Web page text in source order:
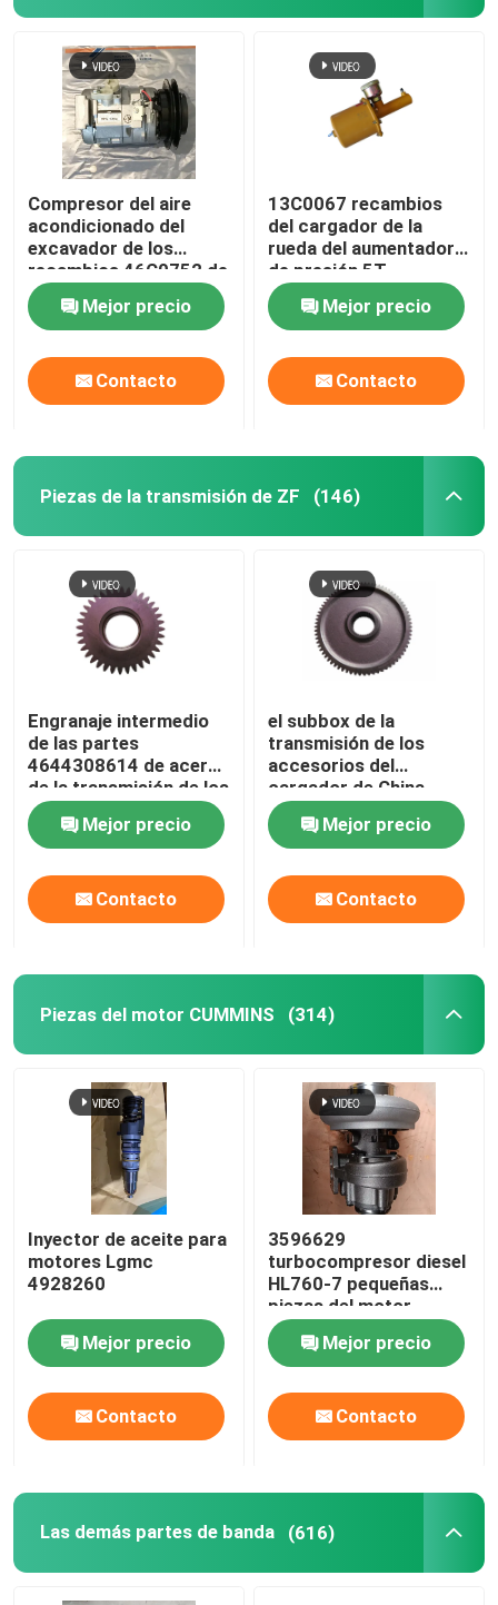
Vídeos
Sobre nosotros
Viaje de la fábrica
Casos
Compresor del aire
acondicionado del
excavador de los
recambios 46C0752 de
LGMC para la
maquinaria pesada
Mejor precio
Contacto
13C0067 recambios
del cargador de la
rueda del aumentador
de presión 5T
Mejor precio
Contacto
Piezas de la transmisión de ZF (146)
Engranaje intermedio
de las partes
4644308614 de acero
de la transmisión de los
accesorios del
cargadorMejor precio
Contacto
el subbox de la
transmisión de los
accesorios del
cargador de China
impulsor el engranaje
de la entrada del
engranaje 4644311117
Mejor precio
Contacto
Piezas del motor CUMMINS (314)
Inyector de aceite para
motores Lgmc
4928260
Mejor precio
Contacto
3596629
turbocompresor diesel
HL760-7 pequeñas
piezas del motor
Mejor precio
Contacto
Las demás partes de banda (616)